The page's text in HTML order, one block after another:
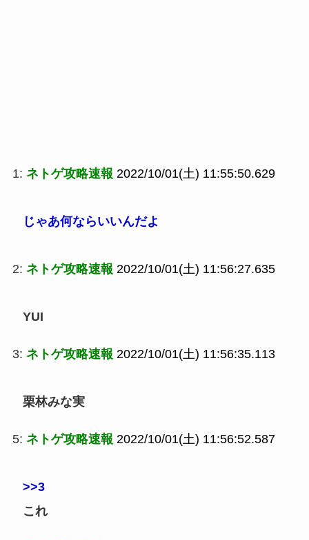
1: ネトゲ攻略速報 2022/10/01(土) 11:55:50.629
じゃあ何ならいいんだよ
2: ネトゲ攻略速報 2022/10/01(土) 11:56:27.635
YUI
3: ネトゲ攻略速報 2022/10/01(土) 11:56:35.113
栗林みな実
5: ネトゲ攻略速報 2022/10/01(土) 11:56:52.587
>>3
これ